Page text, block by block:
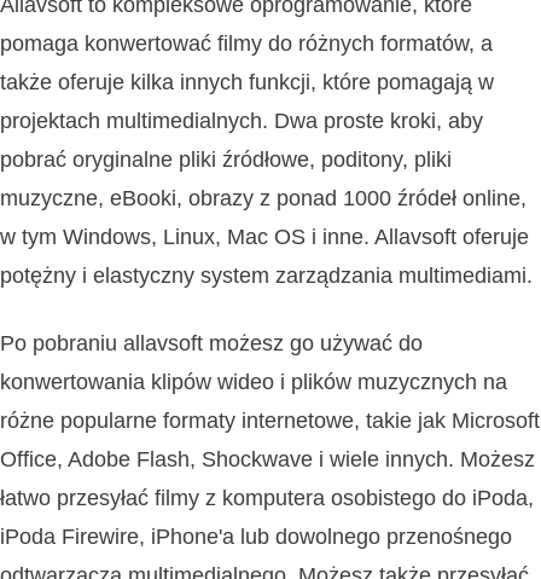
Allavsoft to kompleksowe oprogramowanie, które
pomaga konwertować filmy do różnych formatów, a
także oferuje kilka innych funkcji, które pomagają w
projektach multimedialnych. Dwa proste kroki, aby
pobrać oryginalne pliki źródłowe, poditony, pliki
muzyczne, eBooki, obrazy z ponad 1000 źródeł online,
w tym Windows, Linux, Mac OS i inne. Allavsoft oferuje
potężny i elastyczny system zarządzania multimediami.
Po pobraniu allavsoft możesz go używać do
konwertowania klipów wideo i plików muzycznych na
różne popularne formaty internetowe, takie jak Microsoft
Office, Adobe Flash, Shockwave i wiele innych. Możesz
łatwo przesyłać filmy z komputera osobistego do iPoda,
iPoda Firewire, iPhone'a lub dowolnego przenośnego